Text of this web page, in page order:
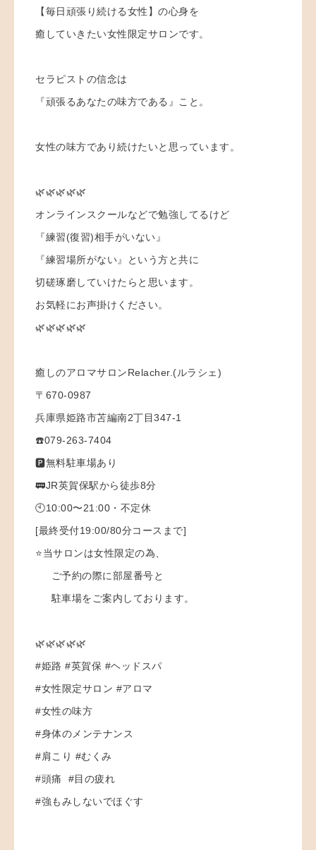
【毎日頑張り続ける女性】の心身を
癒していきたい女性限定サロンです。
セラピストの信念は
『頑張るあなたの味方である』こと。
女性の味方であり続けたいと思っています。
🌿🌿🌿🌿🌿
オンラインスクールなどで勉強してるけど
『練習(復習)相手がいない』
『練習場所がない』という方と共に
切磋琢磨していけたらと思います。
お気軽にお声掛けください。
🌿🌿🌿🌿🌿
癒しのアロマサロンRelacher.(ルラシェ)
〒670-0987
兵庫県姫路市苫編南2丁目347-1
☎️079-263-7404
🅿️無料駐車場あり
🚃JR英賀保駅から徒歩8分
🕙10:00〜21:00・不定休
[最終受付19:00/80分コースまで]
⭐️当サロンは女性限定の為、
ご予約の際に部屋番号と
駐車場をご案内しております。
🌿🌿🌿🌿🌿
#姫路 #英賀保 #ヘッドスパ
#女性限定サロン #アロマ
#女性の味方
#身体のメンテナンス
#肩こり #むくみ
#頭痛 #目の疲れ
#強もみしないでほぐす